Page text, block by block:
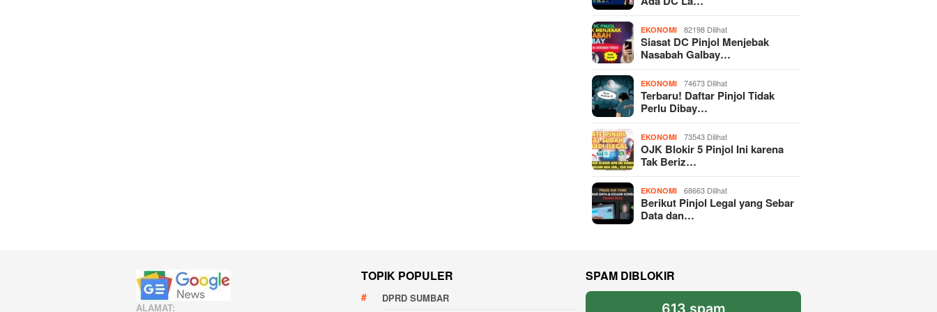
EKONOMI 82198 Dilihat
Siasat DC Pinjol Menjebak
Nasabah Galbay…
EKONOMI 74673 Dilihat
Terbaru! Daftar Pinjol Tidak
Perlu Dibay…
EKONOMI 73543 Dilihat
OJK Blokir 5 Pinjol Ini karena
Tak Beriz…
EKONOMI 68663 Dilihat
Berikut Pinjol Legal yang Sebar
Data dan…
ALAMAT:
TOPIK POPULER
DPRD SUMBAR
SPAM DIBLOKIR
613 spam